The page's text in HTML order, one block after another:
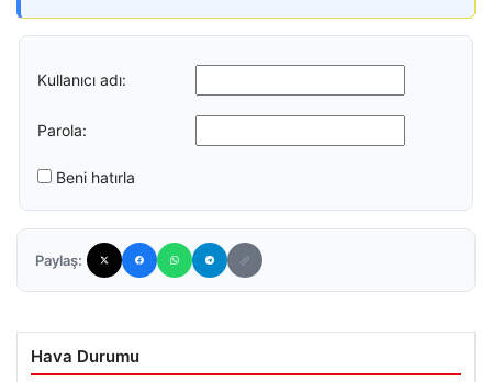
Kullanıcı adı:
Parola:
Beni hatırla
Paylaş:
Hava Durumu